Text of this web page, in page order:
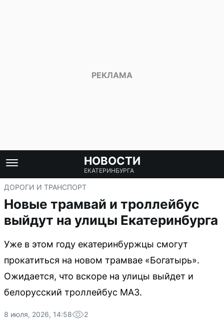
НОВОСТИ
ЕКАТЕРИНБУРГА
ДОРОГИ И ТРАНСПОРТ
Новые трамвай и троллейбус
выйдут на улицы Екатеринбурга
Уже в этом году екатеринбуржцы смогут
прокатиться на новом трамвае «Богатырь».
Ожидается, что вскоре на улицы выйдет и
белорусский троллейбус МАЗ.
8 июля, 2026, 14:58 2